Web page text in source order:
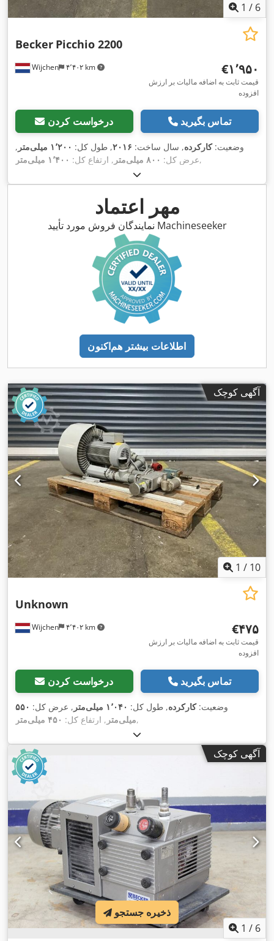
1 / 6
Wijchen ۴٬۴۰۲ km
Becker Picchio 2200
‎€۱٬۹۵۰
قیمت ثابت به اضافه مالیات بر ارزش
افزوده
درخواست کردن تماس بگیرید
وضعیت:کارکرده, سال ساخت: ۲۰۱۶, طول کل: ۱٬۲۰۰ میلی‌متر
,
عرض کل: ۸۰۰ میلی‌متر , ارتفاع کل: ۱٬۴۰۰ میلی‌متر ,
مهر اعتماد
نمایندگان فروش مورد تأیید Machineseeker
اطلاعات بیشتر هم‌اکنون
آگهی کوچک
1 / 10
Wijchen ۴٬۴۰۲ km
Unknown
‎€۴۷۵
قیمت ثابت به اضافه مالیات بر ارزش
افزوده
درخواست کردن تماس بگیرید
وضعیت:کارکرده, طول کل: ۱٬۰۴۰ میلی‌متر , عرض کل: ۵۵۰
میلی‌متر , ارتفاع کل: ۴۵۰ میلی‌متر ,
آگهی کوچک
1 / 6
ذخیره جستجو